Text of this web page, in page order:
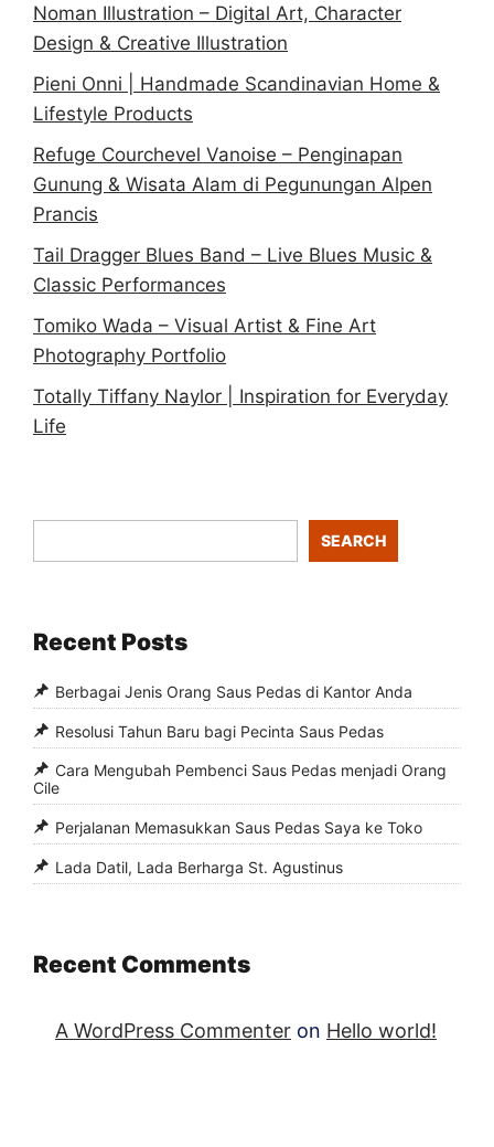
Noman Illustration – Digital Art, Character
Design & Creative Illustration
Pieni Onni | Handmade Scandinavian Home &
Lifestyle Products
Refuge Courchevel Vanoise – Penginapan
Gunung & Wisata Alam di Pegunungan Alpen
Prancis
Tail Dragger Blues Band – Live Blues Music &
Classic Performances
Tomiko Wada – Visual Artist & Fine Art
Photography Portfolio
Totally Tiffany Naylor | Inspiration for Everyday
Life
SEARCH
Recent Posts
Berbagai Jenis Orang Saus Pedas di Kantor Anda
Resolusi Tahun Baru bagi Pecinta Saus Pedas
Cara Mengubah Pembenci Saus Pedas menjadi Orang
Cile
Perjalanan Memasukkan Saus Pedas Saya ke Toko
Lada Datil, Lada Berharga St. Agustinus
Recent Comments
A WordPress Commenter on Hello world!